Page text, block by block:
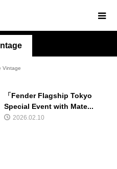
Vintage
「Fender Flagship Tokyo
Special Event with Mate...
2026.02.10